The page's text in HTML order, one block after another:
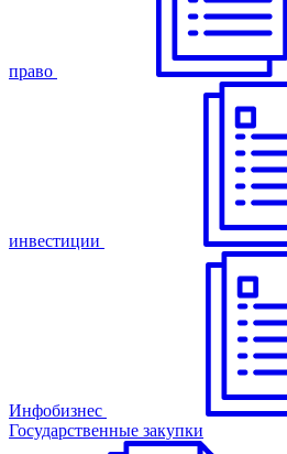
право
инвестиции
Инфобизнес
Государственные закупки